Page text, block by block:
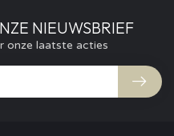
NIEUWSBRIEF
onze laatste acties